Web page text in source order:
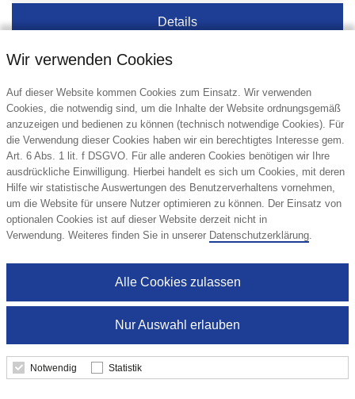
Details
Ski col Fleece
Wir verwenden Cookies
Auf dieser Website kommen Cookies zum Einsatz. Wir verwenden
Cookies, die notwendig sind, um die Inhalte der Website ordnungsgemäß
anzuzeigen und bedienen zu können (technisch notwendige Cookies). Für
die Verwendung dieser Cookies haben wir ein berechtigtes Interesse gem.
Art. 6 Abs. 1 lit. f DSGVO. Für alle anderen Cookies benötigen wir Ihre
ausdrückliche Einwilligung. Hierbei handelt es sich um Cookies, mit deren
Hilfe wir statistische Auswertungen des Benutzerverhaltens vornehmen,
um die Website für unsere Nutzer optimieren zu können. Der Einsatz von
optionalen Cookies ist auf dieser Website derzeit nicht in
Verwendung. Weiteres finden Sie in unserer Datenschutzerklärung.
Nur Auswahl erlauben
Alle Cookies zulassen
Notwendig Statistik